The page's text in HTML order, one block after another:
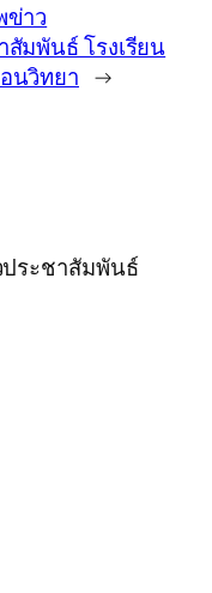
ข่าว
สัมพันธ์ โรงเรียน
นวิทยา →
ประชาสัมพันธ์